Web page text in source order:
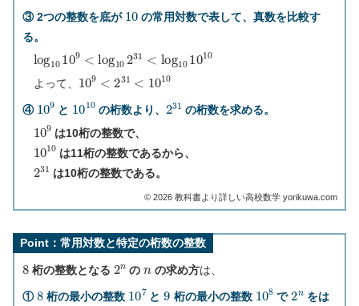
③ 2つの整数を底が 10 の常用対数で表して、真数を比較す
る。
log 10109 log 231 log 1010
よって、 109 31 1010
④ 109 と 1010の桁数より、 231 の桁数を求める。
109 は10桁の整数で、
1010は11桁の整数であるから、
231は10桁の整数である。
©︎ 2026 教科書より詳しい高校数学 yorikuwa.com
Point：常用対数と特定の桁数の整数
8桁の整数となる 2n の の求め方は、
① 8桁の最小の整数 107 と9 桁の最小の整数 108 で 2nをは